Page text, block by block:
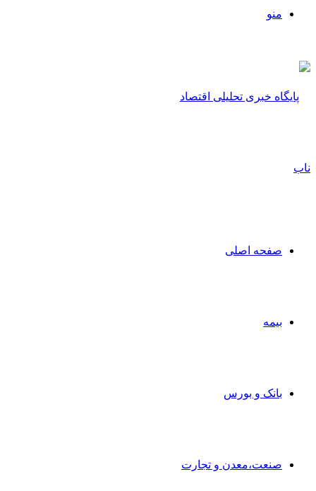
منو
صفحه اصلی
بیمه
بانک و بورس
صنعت،معدن و تجارت